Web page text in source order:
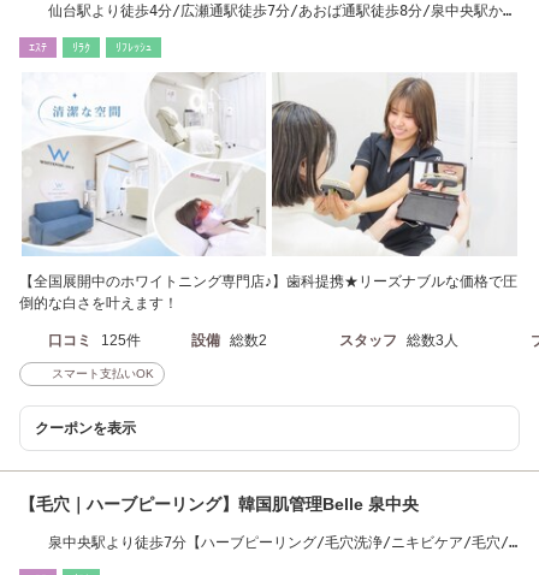
仙台駅より徒歩4分/広瀬通駅徒歩7分/あおば通駅徒歩8分/泉中央駅から
ｴｽﾃ ﾘﾗｸ ﾘﾌﾚｯｼｭ
【全国展開中のホワイトニング専門店♪】歯科提携★リーズナブルな価格で圧
倒的な白さを叶えます！
口コミ 125件 設備 総数2 スタッフ 総数3人
スマート支払いOK
クーポンを表示
【毛穴｜ハーブピーリング】韓国肌管理Belle 泉中央
泉中央駅より徒歩7分【ハーブピーリング/毛穴洗浄/ニキビケア/毛穴/